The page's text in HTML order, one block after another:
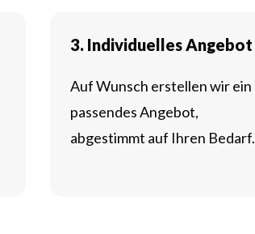
3. Individuelles Angebot
Auf Wunsch erstellen wir ein
passendes Angebot,
abgestimmt auf Ihren Bedarf.